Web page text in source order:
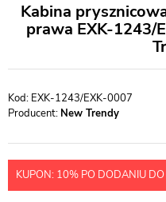
Kabina
prawa EXK-1243/
EXK-1243/EXK-0007
Producent: New Trendy
KUPON: 10% PO DODANIU